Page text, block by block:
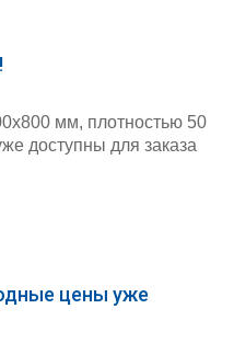
мм, плотностью 50
доступны для заказа
цены уже